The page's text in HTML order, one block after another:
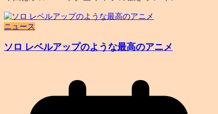
ニュース
ソロ レベルアップのような最高のアニメ